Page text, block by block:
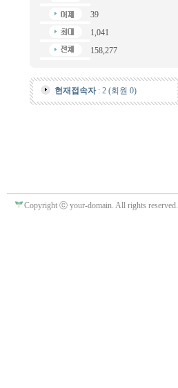
39
1,041
158,277
현재접속자: 2 (회원 0)
Copyright ⓒ your-domain. All rights reserved.